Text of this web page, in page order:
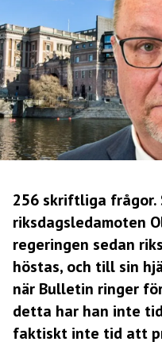
256 skriftliga frågor.
riksdagsledamoten
regeringen sedan
höstas, och till sin
när Bulletin ringer
detta har han inte
faktiskt inte tid att